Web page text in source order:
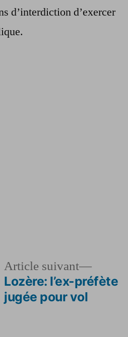
d’interdiction d’exercer
Article suivant
Article
suivant :
Lozère: l’ex-préfète
jugée pour vol